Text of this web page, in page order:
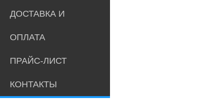
ДОСТАВКА И
ОПЛАТА
ПРАЙС-ЛИСТ
КОНТАКТЫ